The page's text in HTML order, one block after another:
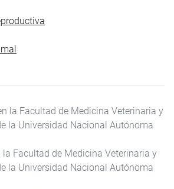
la Facultad de Medicina Veterinaria y
la Universidad Nacional Autónoma
la Facultad de Medicina Veterinaria y
la Universidad Nacional Autónoma